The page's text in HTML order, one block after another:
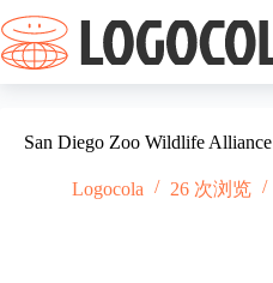
过
内
容
San Diego Zoo Wildlife Alliance
Logocola 26 次浏览